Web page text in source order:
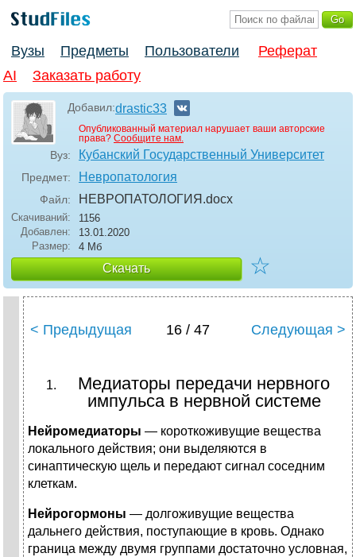
Вузы Предметы Пользователи
Реферат
AI
Заказать работу
Добавил:drastic33
Опубликованный материал нарушает ваши авторские
права? Сообщите нам.
Вуз: Кубанский Государственный Университет
Предмет: Невропатология
Файл: НЕВРОПАТОЛОГИЯ .docx
Скачиваний:
1156
Добавлен:
13.01.2020
Размер:
4 Мб
Скачать ☆
< Предыдущая 16 / 47 Следующая >
Медиаторы передачи нервного
импульса в нервной системе
Нейромедиаторы — короткоживущие вещества
локального действия; они выделяются в
синаптическую щель и передают сигнал соседним
клеткам.
Нейрогормоны — долгоживущие вещества
дальнего действия, поступающие в кровь. Однако
граница между двумя группами достаточно условная,